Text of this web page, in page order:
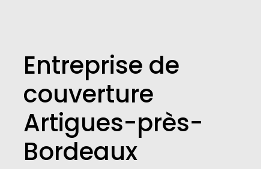
Entreprise de
couverture
Artigues-près-
Bordeaux